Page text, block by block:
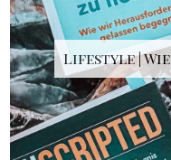
Lifestyle |